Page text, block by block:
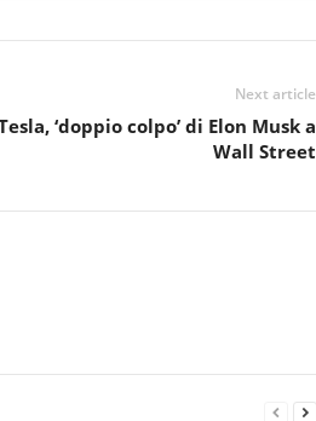
Next article
‘doppio colpo’ di Elon Musk a
Wall Street